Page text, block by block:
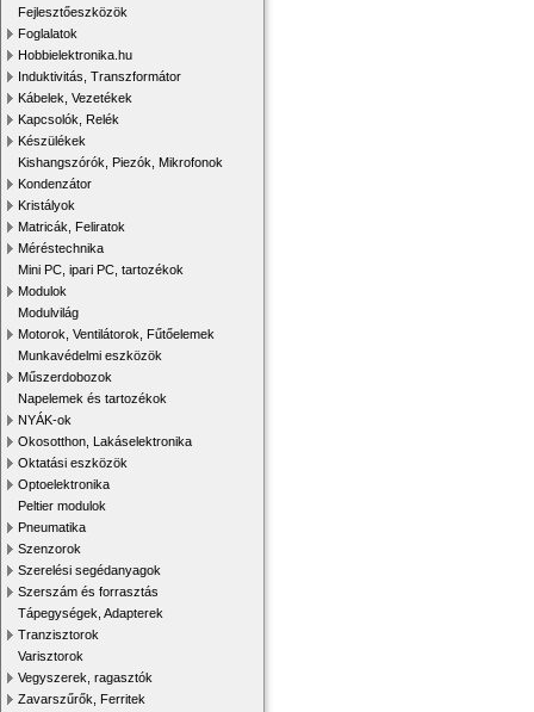
Fejlesztőeszközök
Foglalatok
Hobbielektronika.hu
Induktivitás, Transzformátor
Kábelek, Vezetékek
Kapcsolók, Relék
Készülékek
Kishangszórók, Piezók, Mikrofonok
Kondenzátor
Kristályok
Matricák, Feliratok
Méréstechnika
Mini PC, ipari PC, tartozékok
Modulok
Modulvilág
Motorok, Ventilátorok, Fűtőelemek
Munkavédelmi eszközök
Műszerdobozok
Napelemek és tartozékok
NYÁK-ok
Okosotthon, Lakáselektronika
Oktatási eszközök
Optoelektronika
Peltier modulok
Pneumatika
Szenzorok
Szerelési segédanyagok
Szerszám és forrasztás
Tápegységek, Adapterek
Tranzisztorok
Varisztorok
Vegyszerek, ragasztók
Zavarszűrők, Ferritek